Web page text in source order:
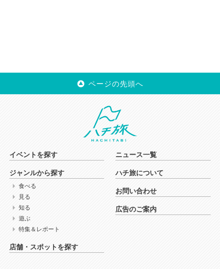
ページの先頭へ
イベントを探す
ジャンルから探す
食べる
見る
知る
遊ぶ
特集＆レポート
店舗・スポットを探す
ニュース一覧
ハチ旅について
お問い合わせ
広告のご案内